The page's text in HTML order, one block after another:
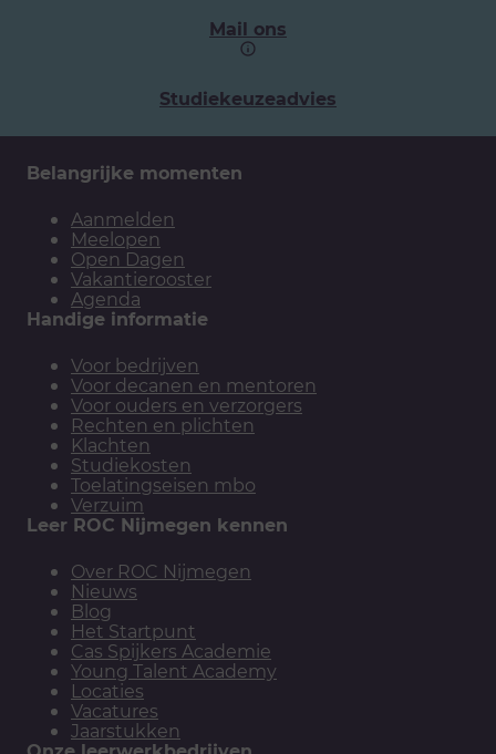
Mail ons
Studiekeuzeadvies
Belangrijke momenten
Aanmelden
Meelopen
Open Dagen
Vakantierooster
Agenda
Handige informatie
Voor bedrijven
Voor decanen en mentoren
Voor ouders en verzorgers
Rechten en plichten
Klachten
Studiekosten
Toelatingseisen mbo
Verzuim
Leer ROC Nijmegen kennen
Over ROC Nijmegen
Nieuws
Blog
Het Startpunt
Cas Spijkers Academie
Young Talent Academy
Locaties
Vacatures
Jaarstukken